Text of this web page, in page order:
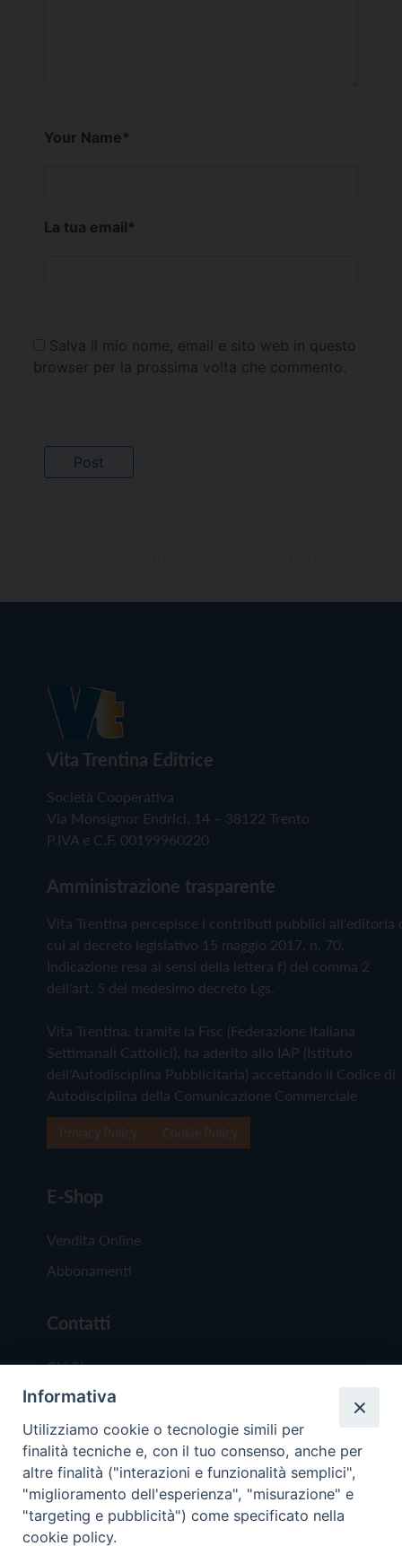
Your Name*
La tua email*
Salva il mio nome, email e sito web in questo
browser per la prossima volta che commento.
Vita Trentina Editrice
Società Cooperativa
Via Monsignor Endrici, 14 – 38122 Trento
P.IVA e C.F. 00199960220
Amministrazione trasparente
Vita Trentina percepisce i contributi pubblici all'editoria
cui al decreto legislativo 15 maggio 2017, n. 70.
Indicazione resa ai sensi della lettera f) del comma 2
dell'art. 5 del medesimo decreto Lgs.
Vita Trentina, tramite la Fisc (Federazione Italiana
Settimanali Cattolici), ha aderito allo IAP (Istituto
dell'Autodisciplina Pubblicitaria) accettando il Codice di
Autodisciplina della Comunicazione Commerciale
E-Shop
Vendita Online
Abbonamenti
Contatti
Chi Siamo
Redazione
Scrivici
Copyright © 2019 - Tutti i diritti riservati - Vita
Informativa
Utilizziamo cookie o tecnologie simili per
finalità tecniche e, con il tuo consenso, anche per
altre finalità ("interazioni e funzionalità semplici",
"miglioramento dell'esperienza", "misurazione" e
"targeting e pubblicità") come specificato nella
cookie policy.